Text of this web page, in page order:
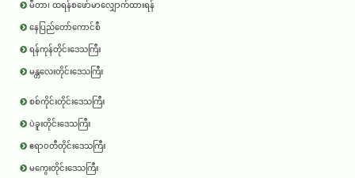
မီတာ၊ ထရန်စဖော်မာလျှောက်ထားရန်
နေပြည်တော်ကောင်စီ
ရန်ကုန်တိုင်းဒေသကြီး
မန္တလေးတိုင်းဒေသကြီး
စစ်ကိုင်းတိုင်းဒေသကြီး
ပဲခူးတိုင်းဒေသကြီး
ဧရာ၀တီတိုင်းဒေသကြီး
မကွေးတိုင်းဒေသကြီး